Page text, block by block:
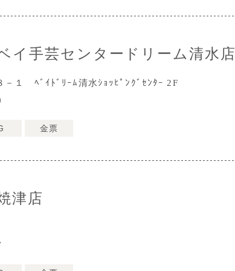
イ手芸センタードリーム清水店
－１ ﾍﾞｲﾄﾞﾘｰﾑ清水ｼｮｯﾋﾟﾝｸﾞｾﾝﾀｰ 2F
金票
津店